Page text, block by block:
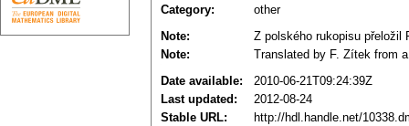
Category:
other
Note:
Z polského rukopisu přeložil
Note:
Translated by F. Zítek from
Date available:
2010-06-21T09:24:39Z
Last updated:
2012-08-24
Stable URL:
http://hdl.handle.net/